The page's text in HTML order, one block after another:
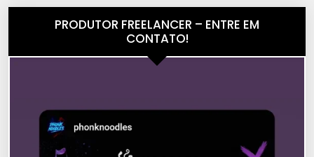
PRODUTOR FREELANCER – ENTRE EM
CONTATO!